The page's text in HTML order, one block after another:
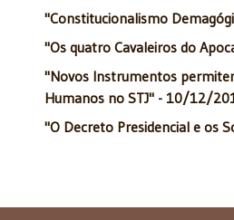
"Constitucionalismo
"Os quatro Cavaleiros do
"Novos Instrumentos
Humanos no STJ" - 10/12/
"O Decreto Presidencial e os